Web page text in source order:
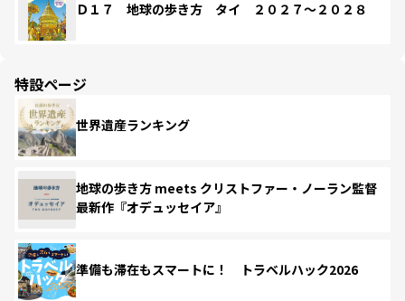
Ｄ１７ 地球の歩き方 タイ ２０２７～２０２８
特設ページ
世界遺産ランキング
地球の歩き方 meets クリストファー・ノーラン監督
最新作『オデュッセイア』
準備も滞在もスマートに！ トラベルハック2026